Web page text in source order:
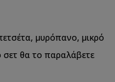
μυρόπανο, μικρό
σετ θα το παραλάβετε